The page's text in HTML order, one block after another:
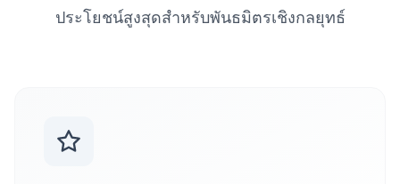
ประโยชน์สูงสุดสำหรับพันธมิตรเชิงกลยุทธ์